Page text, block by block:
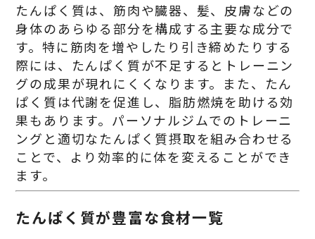
たんぱく質は、筋肉や臓器、髪、皮膚などの
身体のあらゆる部分を構成する主要な成分で
す。特に筋肉を増やしたり引き締めたりする
際には、たんぱく質が不足するとトレーニン
グの成果が現れにくくなります。また、たん
ぱく質は代謝を促進し、脂肪燃焼を助ける効
果もあります。パーソナルジムでのトレーニ
ングと適切なたんぱく質摂取を組み合わせる
ことで、より効率的に体を変えることができ
ます。
たんぱく質が豊富な食材一覧